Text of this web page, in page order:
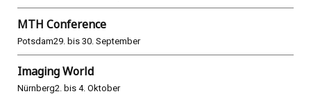
MTH Conference
Potsdam29. bis 30. September
Imaging World
Nürnberg2. bis 4. Oktober